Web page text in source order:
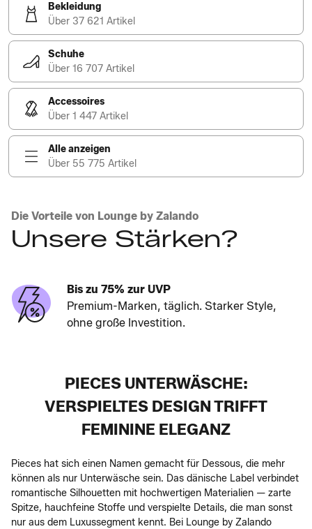
Bekleidung
Über 37 621 Artikel
Schuhe
Über 16 707 Artikel
Accessoires
Über 1 447 Artikel
Alle anzeigen
Über 55 775 Artikel
Die Vorteile von Lounge by Zalando
Unsere Stärken?
Bis zu 75% zur UVP
Premium-Marken, täglich. Starker Style,
ohne große Investition.
PIECES UNTERWÄSCHE:
VERSPIELTES DESIGN TRIFFT
FEMININE ELEGANZ
Pieces hat sich einen Namen gemacht für Dessous, die mehr
können als nur Unterwäsche sein. Das dänische Label verbindet
romantische Silhouetten mit hochwertigen Materialien — zarte
Spitze, hauchfeine Stoffe und verspielte Details, die man sonst
nur aus dem Luxussegment kennt. Bei Lounge by Zalando